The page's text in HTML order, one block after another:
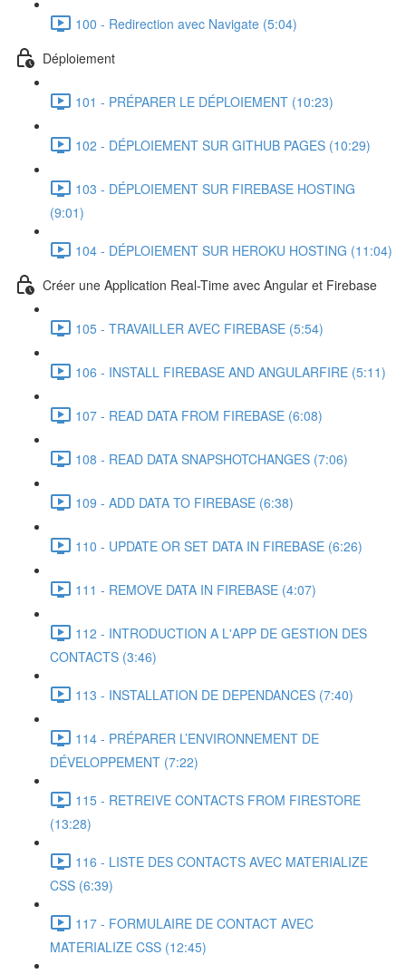
100 - Redirection avec Navigate (5:04)
Déploiement
101 - PRÉPARER LE DÉPLOIEMENT (10:23)
102 - DÉPLOIEMENT SUR GITHUB PAGES (10:29)
103 - DÉPLOIEMENT SUR FIREBASE HOSTING
(9:01)
104 - DÉPLOIEMENT SUR HEROKU HOSTING (11:04)
Créer une Application Real-Time avec Angular et Firebase
105 - TRAVAILLER AVEC FIREBASE (5:54)
106 - INSTALL FIREBASE AND ANGULARFIRE (5:11)
107 - READ DATA FROM FIREBASE (6:08)
108 - READ DATA SNAPSHOTCHANGES (7:06)
109 - ADD DATA TO FIREBASE (6:38)
110 - UPDATE OR SET DATA IN FIREBASE (6:26)
111 - REMOVE DATA IN FIREBASE (4:07)
112 - INTRODUCTION A L'APP DE GESTION DES
CONTACTS (3:46)
113 - INSTALLATION DE DEPENDANCES (7:40)
114 - PRÉPARER L’ENVIRONNEMENT DE
DÉVELOPPEMENT (7:22)
115 - RETREIVE CONTACTS FROM FIRESTORE
(13:28)
116 - LISTE DES CONTACTS AVEC MATERIALIZE
CSS (6:39)
117 - FORMULAIRE DE CONTACT AVEC
MATERIALIZE CSS (12:45)